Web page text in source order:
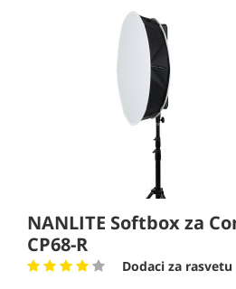
NANLITE Softbox za
CP68-R
Dodaci za rasvetu